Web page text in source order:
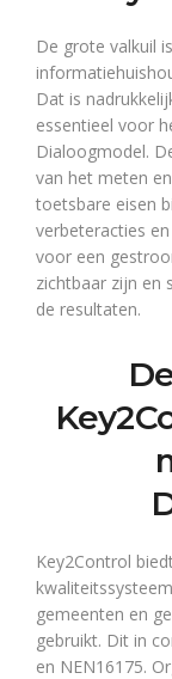
De grote valkuil
Dat is
essentieel voor
Dialoogmodel.
van het meten
toetsbare eisen
verbeteracties
voor een
zichtbaar zijn en
de resultaten.
Key2Control
gemeenten en
gebruikt. Dit in
en NEN16175.